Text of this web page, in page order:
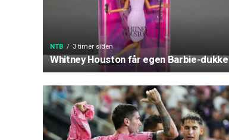
NTB 3 timer siden
Whitney Houston får egen Barbie-dukke